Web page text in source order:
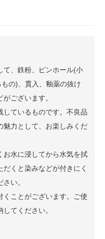
て、鉄粉、ピンホール(小
の)、貫入、釉薬の抜け
ございます。
しているものです。不良品
魅力として、お楽しみくだ
お水に浸してから水気を拭
くと染みなどが付きにく
い。
くことがございます。ご使
てください。